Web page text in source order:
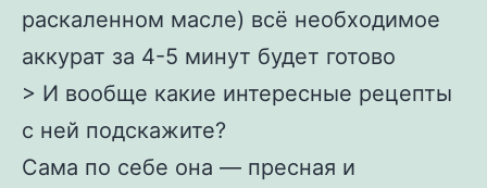
раскаленном масле) всё необходимое
аккурат за 4-5 минут будет готово
> И вообще какие интересные рецепты
с ней подскажите?
Сама по себе она — пресная и